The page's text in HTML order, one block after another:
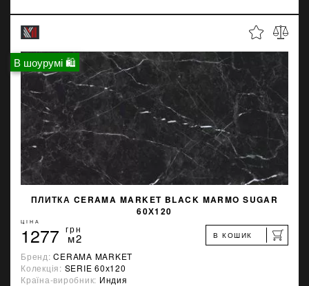
В шоурумі 🛍
ПЛИТКА CERAMA MARKET BLACK MARMO SUGAR
60Х120
ЦІНА
1277 грн
м2 В КОШИК
Бренд:CERAMA MARKET
Колекція: SERIE 60х120
Країна-виробник: Индия